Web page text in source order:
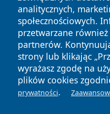
analitycznych,
społecznościowych.
przetwarzane również
partnerów.
strony lub klikając
wyrażasz zgodę na
plików cookies
prywatności.
News Autorzy
Polityka
cześć